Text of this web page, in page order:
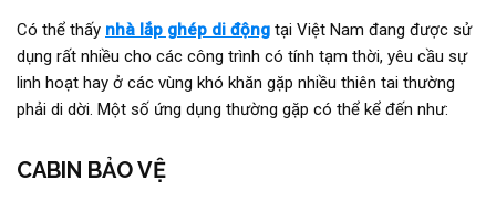
Có thể thấy nhà lắp ghép di động tại Việt Nam đang được sử
dụng rất nhiều cho các công trình có tính tạm thời, yêu cầu sự
linh hoạt hay ở các vùng khó khăn gặp nhiều thiên tai thường
phải di dời. Một số ứng dụng thường gặp có thể kể đến như:
CABIN BẢO VỆ